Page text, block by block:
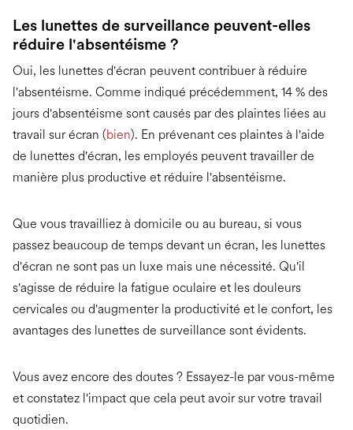
Les lunettes de surveillance peuvent-elles
réduire l'absentéisme ?
Oui, les lunettes d'écran peuvent contribuer à réduire
l'absentéisme. Comme indiqué précédemment, 14 % des
jours d'absentéisme sont causés par des plaintes liées au
travail sur écran (bien). En prévenant ces plaintes à l'aide
de lunettes d'écran, les employés peuvent travailler de
manière plus productive et réduire l'absentéisme.
Que vous travailliez à domicile ou au bureau, si vous
passez beaucoup de temps devant un écran, les lunettes
d'écran ne sont pas un luxe mais une nécessité. Qu'il
s'agisse de réduire la fatigue oculaire et les douleurs
cervicales ou d'augmenter la productivité et le confort, les
avantages des lunettes de surveillance sont évidents.
Vous avez encore des doutes ? Essayez-le par vous-même
et constatez l'impact que cela peut avoir sur votre travail
quotidien.